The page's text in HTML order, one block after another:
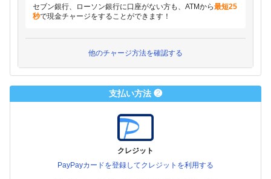
セブン銀行、ローソン銀行に口座がない方も、ATMから最短25
秒で現金チャージをすることができます！
他のチャージ方法を確認する
支払い方法 ❷
クレジット
PayPayカードを登録してクレジットを利用する